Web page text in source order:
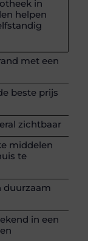
in
helpen
met een
beste prijs
zichtbaar
middelen
te
duurzaam
in een